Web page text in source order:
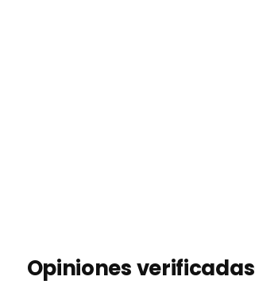
Opiniones verificadas